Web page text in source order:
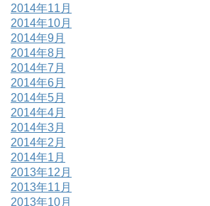
2014年11月
2014年10月
2014年9月
2014年8月
2014年7月
2014年6月
2014年5月
2014年4月
2014年3月
2014年2月
2014年1月
2013年12月
2013年11月
2013年10月